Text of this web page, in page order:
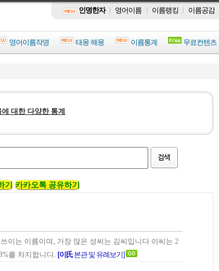
인명한자 영어이름 이름랭킹 이름공감
영어이름작명 태몽·해몽 이름통계 무료컨텐츠